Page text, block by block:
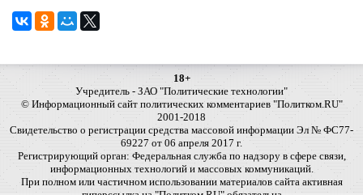
18+
Учредитель - ЗАО "Политические технологии"
© Информационный сайт политических комментариев "Политком.RU"
2001-2018
Свидетельство о регистрации средства массовой информации Эл № ФС77-
69227 от 06 апреля 2017 г.
Регистрирующий орган: Федеральная служба по надзору в сфере связи,
информационных технологий и массовых коммуникаций.
При полном или частичном использовании материалов сайта активная